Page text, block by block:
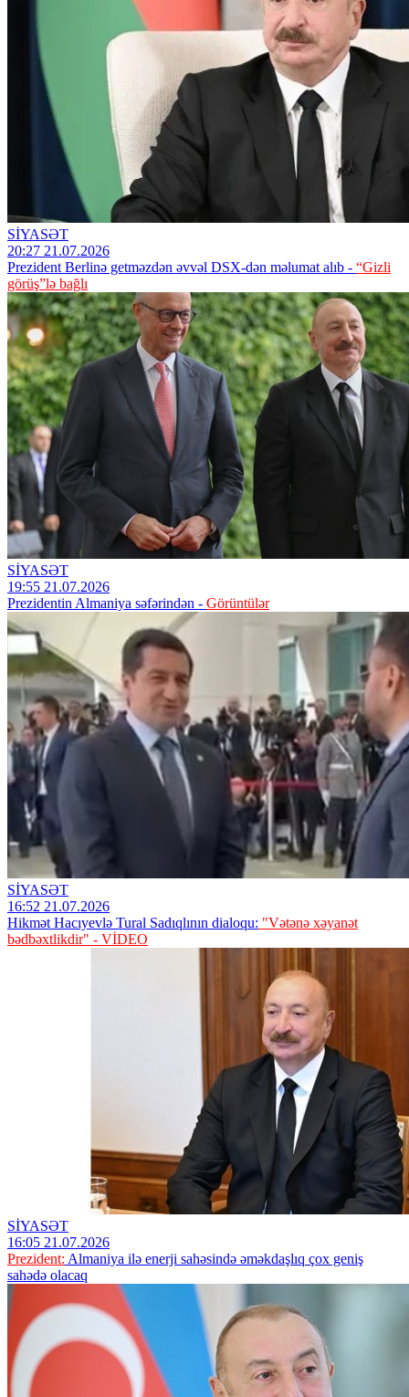
SİYASƏT
20:27 21.07.2026
Prezident Berlinə getməzdən əvvəl DSX-dən məlumat alıb - “Gizli
görüş”lə bağlı
SİYASƏT
19:55 21.07.2026
Prezidentin Almaniya səfərindən - Görüntülər
SİYASƏT
16:52 21.07.2026
Hikmət Hacıyevlə Tural Sadıqlının dialoqu: "Vətənə xəyanət
bədbəxtlikdir" - VİDEO
SİYASƏT
16:05 21.07.2026
Prezident: Almaniya ilə enerji sahəsində əməkdaşlıq çox geniş
sahədə olacaq